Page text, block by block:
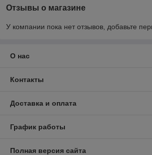
Отзывы о магазине
У компании пока нет отзывов, добавьте
О нас
Контакты
Доставка и оплата
График работы
Полная версия сайта